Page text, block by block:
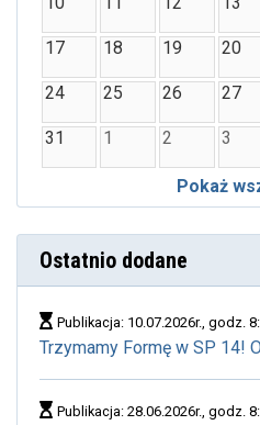
17 18 19 20
24 25 26 27
31 1 2 3
Pokaż
Ostatnio dodane
Publikacja: 10.07.2026r., godz.
Trzymamy Formę w SP 14!
Publikacja: 28.06.2026r., godz.